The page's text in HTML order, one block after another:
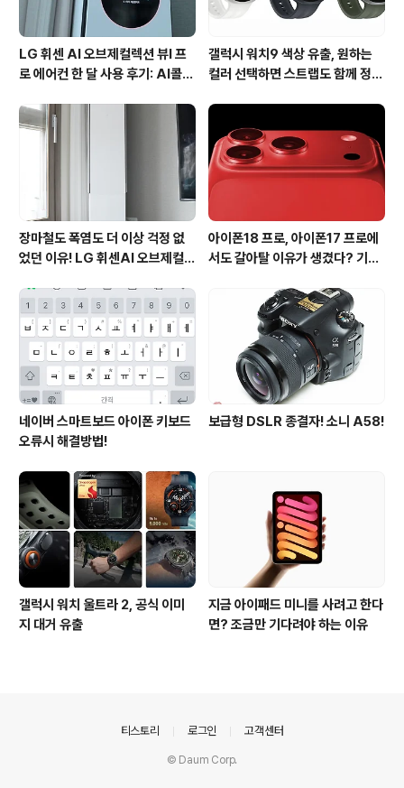
LG 휘센 AI 오브제컬렉션 뷰I 프
로 에어컨 한 달 사용 후기: AI콜드
갤럭시 워치9 색상 유출, 원하는
컬러 선택하면 스트랩도 함께 정해
장마철도 폭염도 더 이상 걱정 없
었던 이유! LG 휘센AI 오브제컬렉
사용 후기
아이폰18 프로, 아이폰17 프로에
서도 갈아탈 이유가 생겼다? 기대
네이버 스마트보드 아이폰 키보드
오류시 해결방법!
보급형 DSLR 종결자! 소니 A58!
갤럭시 워치 울트라 2, 공식 이미
지 대거 유출
지금 아이패드 미니를 사려고 한다
면? 조금만 기다려야 하는 이유
티스토리 로그인 고객센터
© Daum Corp.